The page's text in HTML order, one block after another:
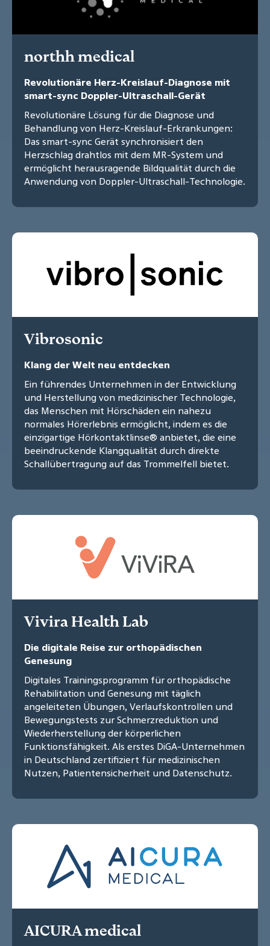
northh medical
Revolutionäre Herz-Kreislauf-Diagnose mit
smart-sync Doppler-Ultraschall-Gerät
Revolutionäre Lösung für die Diagnose und
Behandlung von Herz-Kreislauf-Erkrankungen:
Das smart-sync Gerät synchronisiert den
Herzschlag drahtlos mit dem MR-System und
ermöglicht herausragende Bildqualität durch die
Anwendung von Doppler-Ultraschall-Technologie.
Vibrosonic
Klang der Welt neu entdecken
Ein führendes Unternehmen in der Entwicklung
und Herstellung von medizinischer Technologie,
das Menschen mit Hörschäden ein nahezu
normales Hörerlebnis ermöglicht, indem es die
einzigartige Hörkontaktlinse® anbietet, die eine
beeindruckende Klangqualität durch direkte
Schallübertragung auf das Trommelfell bietet.
Vivira Health Lab
Die digitale Reise zur orthopädischen
Genesung
Digitales Trainingsprogramm für orthopädische
Rehabilitation und Genesung mit täglich
angeleiteten Übungen, Verlaufskontrollen und
Bewegungstests zur Schmerzreduktion und
Wiederherstellung der körperlichen
Funktionsfähigkeit. Als erstes DiGA-Unternehmen
in Deutschland zertifiziert für medizinischen
Nutzen, Patientensicherheit und Datenschutz.
AICURA medical